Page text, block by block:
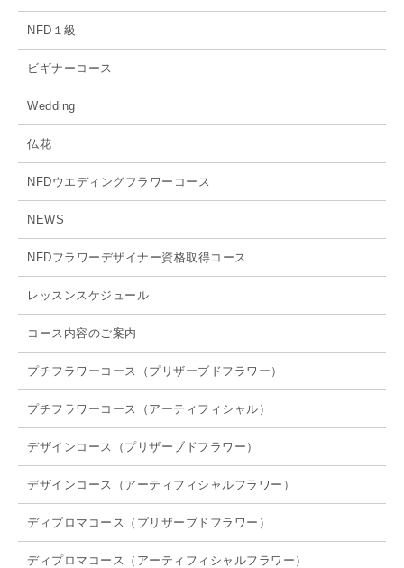
NFD１級
ビギナーコース
Wedding
仏花
NFDウエディングフラワーコース
NEWS
NFDフラワーデザイナー資格取得コース
レッスンスケジュール
コース内容のご案内
プチフラワーコース（プリザーブドフラワー）
プチフラワーコース（アーティフィシャル）
デザインコース（プリザーブドフラワー）
デザインコース（アーティフィシャルフラワー）
ディプロマコース（プリザーブドフラワー）
ディプロマコース（アーティフィシャルフラワー）